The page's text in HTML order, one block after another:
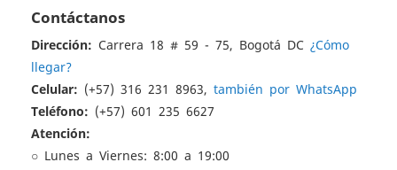
Contáctanos
Dirección: Carrera 18 # 59 - 75, Bogotá DC ¿Cómo
llegar?
Celular: (+57) 316 231 8963, también por WhatsApp
Teléfono: (+57) 601 235 6627
Atención:
○ Lunes a Viernes: 8:00 a 19:00